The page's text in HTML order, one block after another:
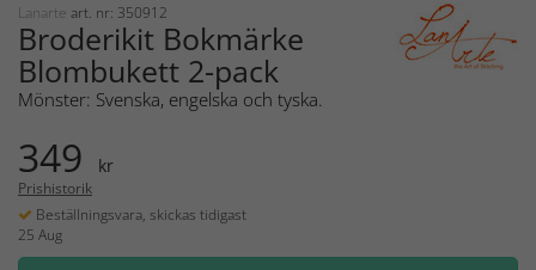
Lanarte art. nr: 350912
Broderikit Bokmärke
Blombukett 2-pack
Mönster: Svenska, engelska och tyska.
349 kr
Prishistorik
Beställningsvara, skickas tidigast
25 Aug